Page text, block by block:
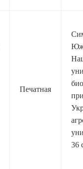
Печатная
36